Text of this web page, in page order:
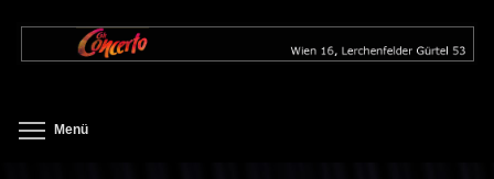
zum
Menü